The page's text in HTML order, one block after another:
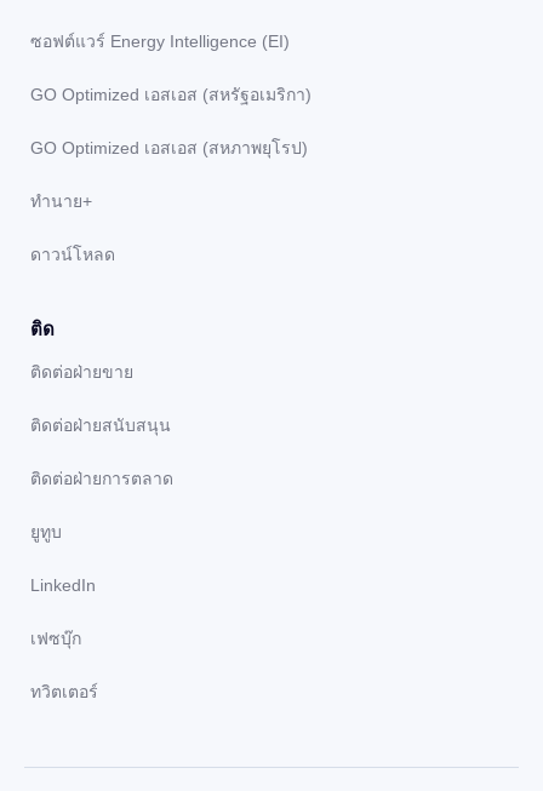
ซอฟต์แวร์ Energy Intelligence (EI)
GO Optimized เอสเอส (สหรัฐอเมริกา)
GO Optimized เอสเอส (สหภาพยุโรป)
ทํานาย+
ดาวน์โหลด
ติด
ติดต่อฝ่ายขาย
ติดต่อฝ่ายสนับสนุน
ติดต่อฝ่ายการตลาด
ยูทูบ
LinkedIn
เฟซบุ๊ก
ทวิตเตอร์